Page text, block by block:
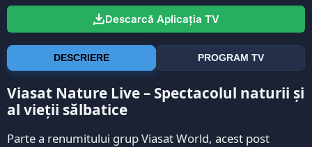
Descarcă Aplicația TV
DESCRIERE PROGRAM TV
Viasat Nature Live – Spectacolul naturii și
al vieții sălbatice
Parte a renumitului grup Viasat World, acest post